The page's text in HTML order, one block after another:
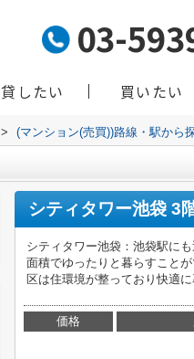
03-
貸したい 買いたい
> (マンション(売買))路線・駅から
シティタワー池袋 3
シティタワー池袋：池袋駅に
面積でゆったりと暮らすこと
区は住環境が整っており快適に
価格